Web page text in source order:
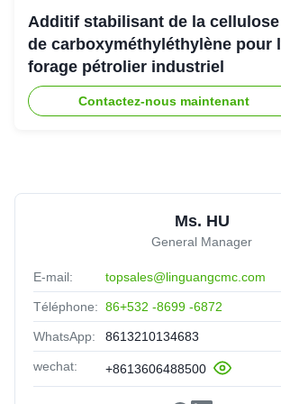
dissolve quickly, no cake and impurities.
recomended.
Additif stabilisant de la cellulose
de carboxyméthyléthylène pour
forage pétrolier industriel
Contactez-nous maintenant
Ms. HU
General Manager
E-mail: topsales@linguangcmc.com
Téléphone: 86+532 -8699 -6872
WhatsApp: 8613210134683
wechat: +8613606488500